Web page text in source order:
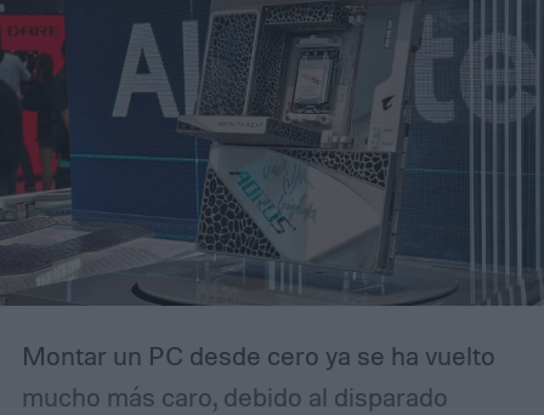
Montar un PC desde cero ya se ha vuelto
mucho más caro, debido al disparado